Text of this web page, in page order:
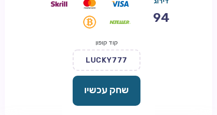
94
קוד קופון
LUCKY777
שחק עכשיו